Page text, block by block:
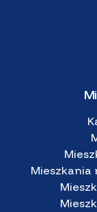
Mieszkania